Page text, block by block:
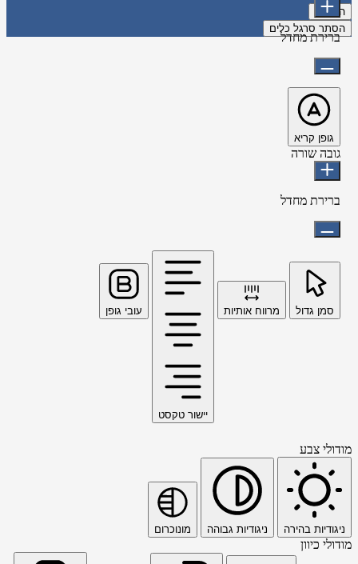
הצהרה
הסתר סרגל כלים
ברירת מחדל
גופן קריא
גובה שורה
ברירת מחדל
סמן גדול מרווח אותיות
יישור טקסט
עובי גופן
מודולי צבע
ניגודיות בהירה ניגודיות גבוהה מונוכרום
מודולי כיוון